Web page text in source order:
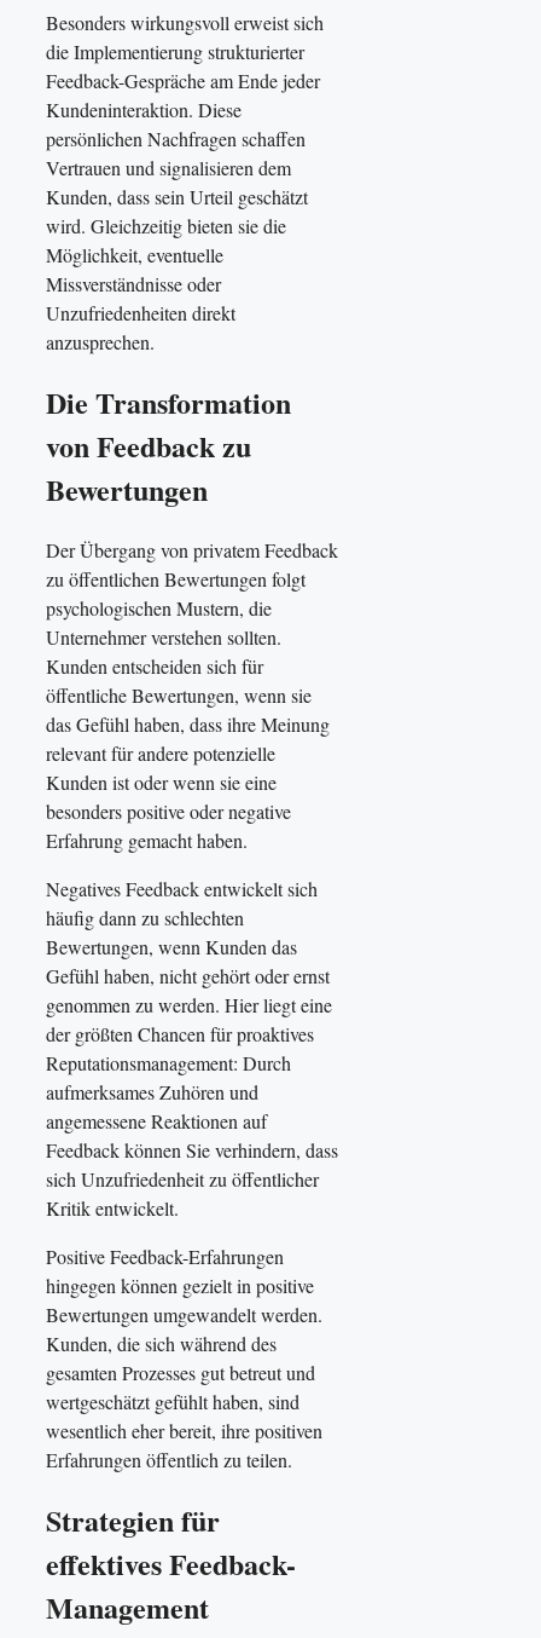
Besonders wirkungsvoll erweist sich
die Implementierung strukturierter
Feedback-Gespräche am Ende jeder
Kundeninteraktion. Diese
persönlichen Nachfragen schaffen
Vertrauen und signalisieren dem
Kunden, dass sein Urteil geschätzt
wird. Gleichzeitig bieten sie die
Möglichkeit, eventuelle
Missverständnisse oder
Unzufriedenheiten direkt
anzusprechen.
Die Transformation
von Feedback zu
Bewertungen
Der Übergang von privatem Feedback
zu öffentlichen Bewertungen folgt
psychologischen Mustern, die
Unternehmer verstehen sollten.
Kunden entscheiden sich für
öffentliche Bewertungen, wenn sie
das Gefühl haben, dass ihre Meinung
relevant für andere potenzielle
Kunden ist oder wenn sie eine
besonders positive oder negative
Erfahrung gemacht haben.
Negatives Feedback entwickelt sich
häufig dann zu schlechten
Bewertungen, wenn Kunden das
Gefühl haben, nicht gehört oder ernst
genommen zu werden. Hier liegt eine
der größten Chancen für proaktives
Reputationsmanagement: Durch
aufmerksames Zuhören und
angemessene Reaktionen auf
Feedback können Sie verhindern, dass
sich Unzufriedenheit zu öffentlicher
Kritik entwickelt.
Positive Feedback-Erfahrungen
hingegen können gezielt in positive
Bewertungen umgewandelt werden.
Kunden, die sich während des
gesamten Prozesses gut betreut und
wertgeschätzt gefühlt haben, sind
wesentlich eher bereit, ihre positiven
Erfahrungen öffentlich zu teilen.
Strategien für
effektives Feedback-
Management